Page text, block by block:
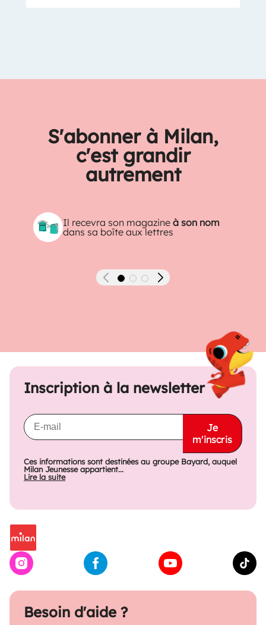
S'abonner à Milan,
c'est grandir
autrement
Il recevra son magazineà son nom
dans sa boîte aux lettres
Précédent Suivant
Besoin d'aide ?
Inscription à la newsletter
Je
m'inscris
Ces informations sont destinées au groupe Bayard, auquel
Milan Jeunesse appartient...
Lire la suite